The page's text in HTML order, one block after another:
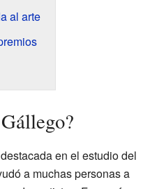
al arte
en el estudio del
a muchas personas a